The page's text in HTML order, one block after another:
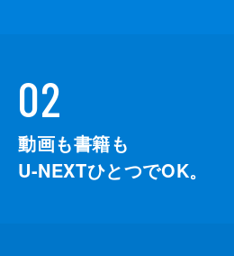
02
動画も書籍も
U-NEXTひとつでOK。